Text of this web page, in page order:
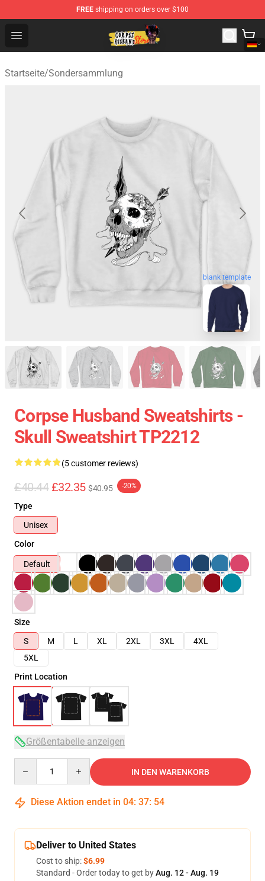
FREE shipping on orders over $100
Open menu
Corpse Husband Shop - Official Corpse Husband
Startseite/Sondersammlung
blank template
Corpse Husband Sweatshirts -
Skull Sweatshirt TP2212
(5 customer reviews)
£40.44 £32.35 $40.95 -20%
Type
Unisex
Color
Default
Size
S
M L XL 2XL 3XL
4XL
5XL
Print Location
Größentabelle anzeigen
IN DEN WARENKORB
Diese Aktion endet in 04: 37: 54
Deliver to United States
Cost to ship:$6.99
Standard - Order today to get byAug. 12 - Aug. 19